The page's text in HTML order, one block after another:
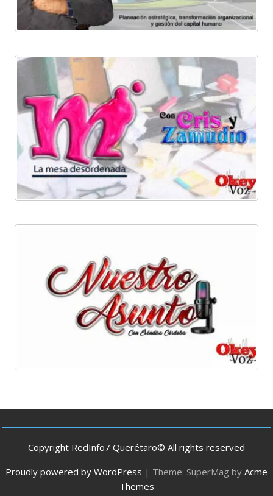
Copyright RedInfo7 Querétaro© All rights reserved
Proudly powered by WordPress | Theme: SuperMag by Acme
Themes